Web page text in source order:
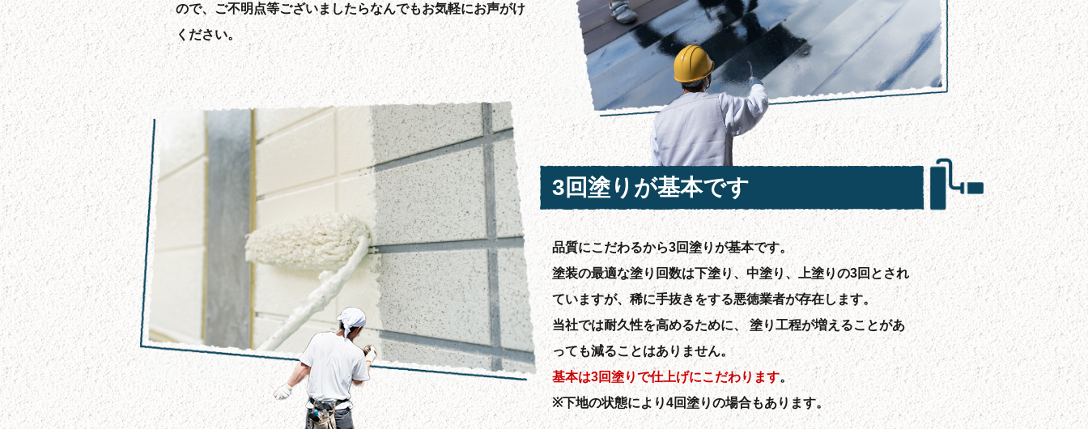
ので、ご不明点等ございましたらなんでもお気軽にお声がけ
ください。
3回塗りが基本です
品質にこだわるから3回塗りが基本です。
塗装の最適な塗り回数は下塗り、中塗り、上塗りの3回とされ
ていますが、稀に手抜きをする悪徳業者が存在します。
当社では耐久性を高めるために、 塗り工程が増えることがあ
っても減ることはありません。
基本は3回塗りで仕上げにこだわります。
※下地の状態により4回塗りの場合もあります。